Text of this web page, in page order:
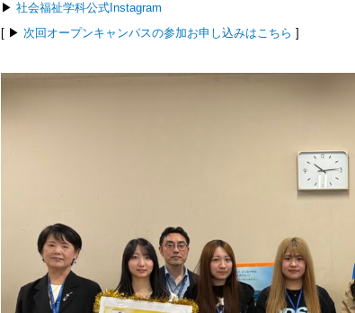
▶︎ 社会福祉学科公式Instagram
[ ▶︎ 次回オープンキャンパスの参加お申し込みはこちら ]